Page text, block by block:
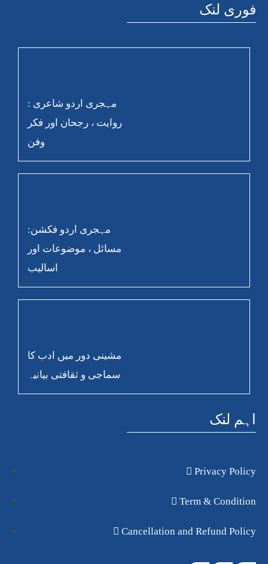
فوری لنک
مہجری اردو شاعری :
روایت ، رجحان اور فکر
وفن
مہجری اردو فکشن:
مسائل ، موضوعات اور
اسالیب
مشینی دور میں ادب کا
سماجی و ثقافتی بیانیہ
اہم لنک
Privacy Policy
Term & Condition
Cancellation and Refund Policy